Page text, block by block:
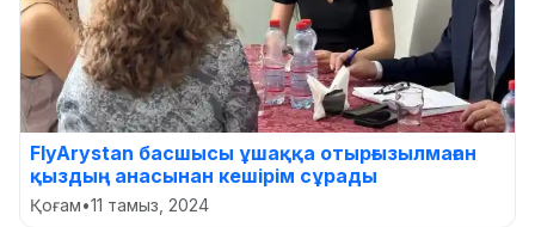
FlyArystan басшысы ұшаққа отырғызылмаған
қыздың анасынан кешірім сұрады
Қоғам•11 тамыз, 2024